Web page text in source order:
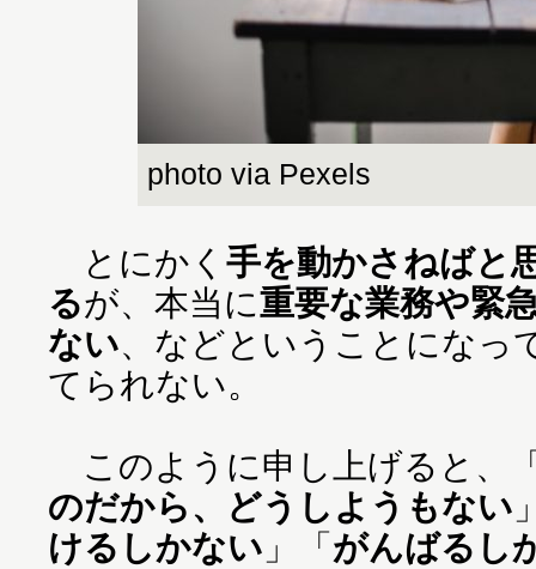
photo via Pexels
とにかく 手を動かさねばと
るが、本当に重要な業務や緊
ない、などということになっ
てられない。
このように申し上げると、
のだから、どうしようもない
けるしかない 」「がんばるし